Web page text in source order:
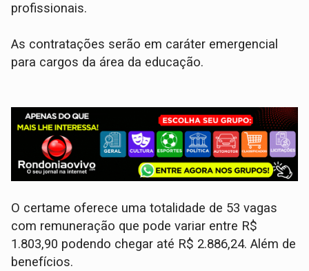
profissionais.
As contratações serão em caráter emergencial
para cargos da área da educação.
O certame oferece uma totalidade de 53 vagas
com remuneração que pode variar entre R$
1.803,90 podendo chegar até R$ 2.886,24. Além de
benefícios.